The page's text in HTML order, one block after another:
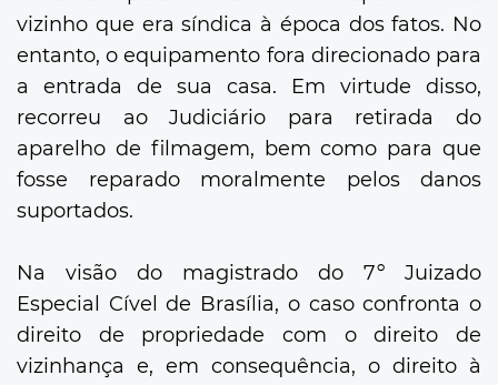
vizinho que era síndica à época dos fatos. No
entanto, o equipamento fora direcionado para
a entrada de sua casa. Em virtude disso,
recorreu ao Judiciário para retirada do
aparelho de filmagem, bem como para que
fosse reparado moralmente pelos danos
suportados.
Na visão do magistrado do 7º Juizado
Especial Cível de Brasília, o caso confronta o
direito de propriedade com o direito de
vizinhança e, em consequência, o direito à